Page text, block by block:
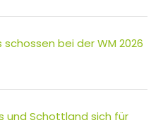
bei der WM 2026
und Schottland sich für